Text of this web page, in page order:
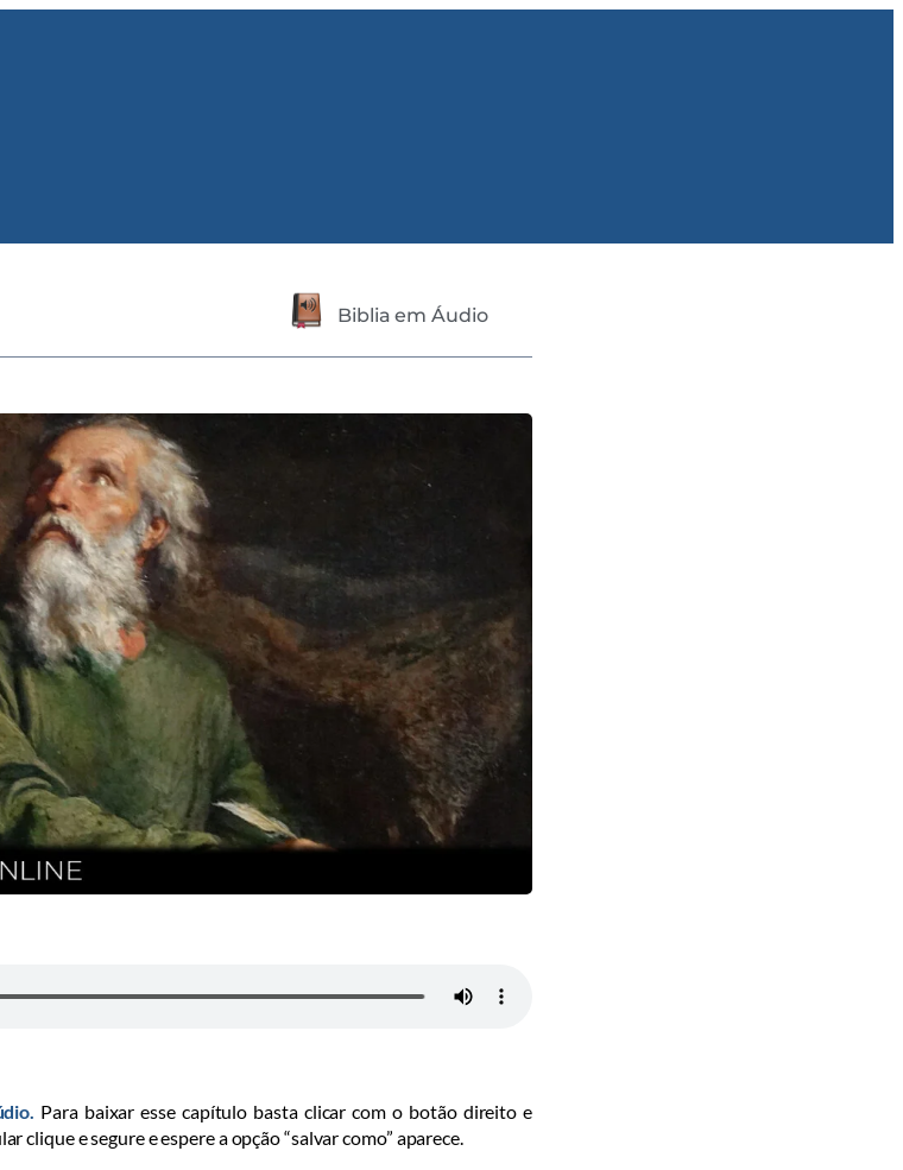
Biblia em Áudio
Para baixar esse capítulo basta clicar com o botão direito e
clique e segure e espere a opção “salvar como” aparece.